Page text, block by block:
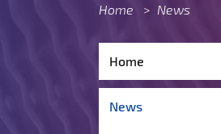
Home > News
Home
News